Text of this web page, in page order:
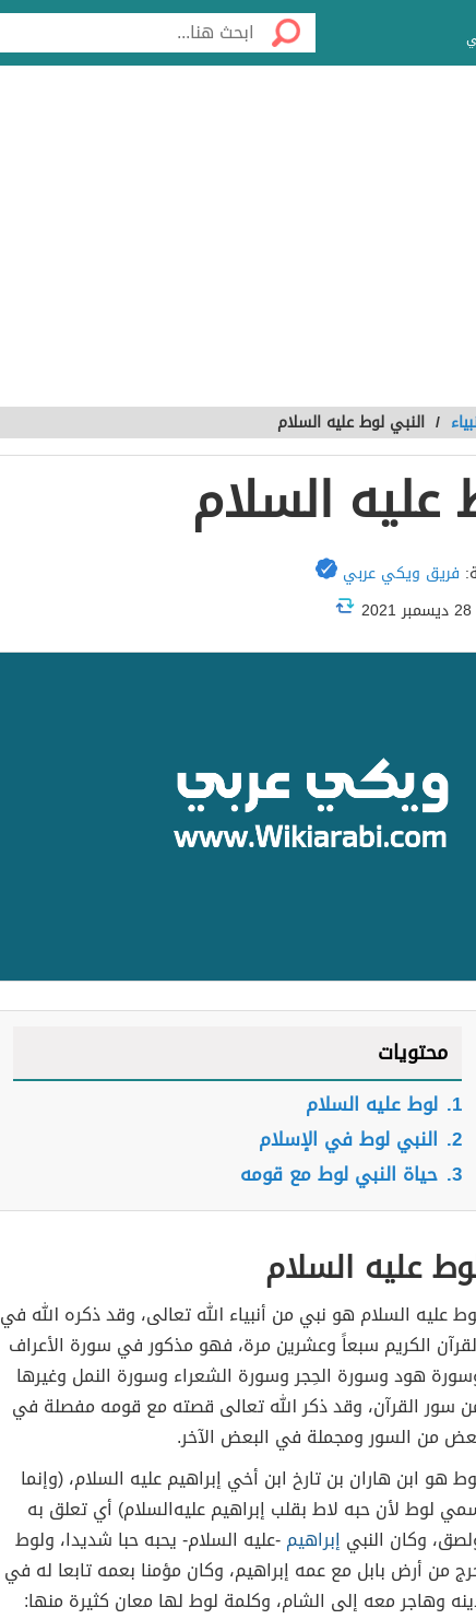
/ النبي لوط عليه السلام
عليه السلام
فريق ويكي عربي
محتويات
1. لوط عليه السلام
2. النبي لوط في الإسلام
3. حياة النبي لوط مع قومه
عليه السلام
عليه السلام هو نبي من أنبياء الله تعالى، وقد ذكره الله في
الكريم سبعاً وعشرين مرة، فهو مذكور في سورة الأعراف
هود وسورة الحِجر وسورة الشعراء وسورة النمل وغيرها
سور القرآن، وقد ذكر الله تعالى قصته مع قومه مفصلة في
من السور ومجملة في البعض الآخر.
هو ابن هاران بن تارخ ابن أخي إبراهيم عليه‌ السلام، (وإنما
لوط لأن حبه لاط بقلب إبراهيم عليه‌السلام) أي تعلق به
وكان النبي إبراهيم-عليه‌ السلام- يحبه حبا شديدا، ولوط
من أرض بابل مع عمه إبراهيم، وكان مؤمنا بعمه تابعا له في
وهاجر معه إلى الشام، وكلمة لوط لها معان كثيرة منها: